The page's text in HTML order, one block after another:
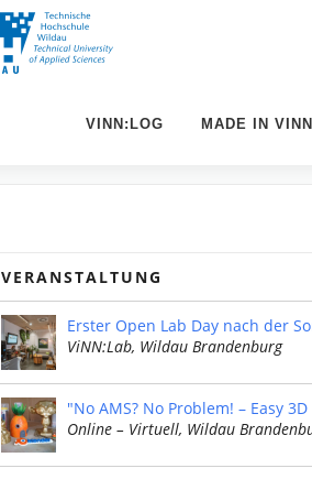
VINN:LOG MADE IN
VERANSTALTUNG
Erster Open Lab Day nach der
ViNN:Lab, Wildau Brandenburg
"No AMS? No Problem! – Easy
Online – Virtuell, Wildau